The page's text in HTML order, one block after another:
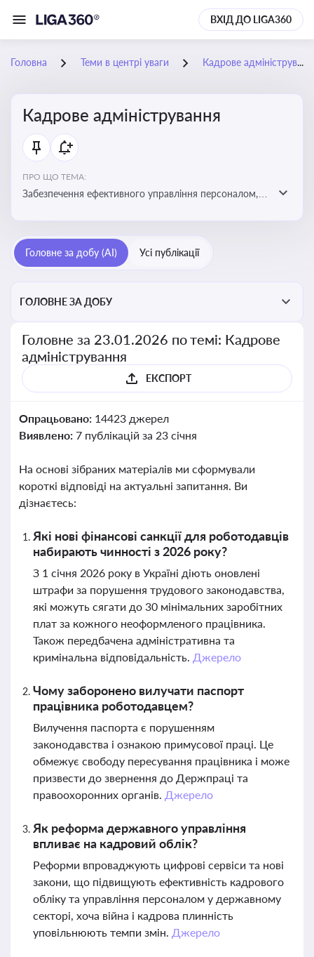
ВХІД ДО LIGA360
Головна Теми в центрі уваги Кадрове адміністрування
Кадрове адміністрування
ПРО ЩО ТЕМА:
Забезпечення ефективного управління персоналом,
Головне за добу (AI) Усі публікації
ГОЛОВНЕ ЗА ДОБУ
Головне за 23.01.2026 по темі: Кадрове
адміністрування
ЕКСПОРТ
Опрацьовано: 14423 джерел
Виявлено: 7 публікацій за 23 січня
На основі зібраних матеріалів ми сформували
короткі відповіді на актуальні запитання. Ви
дізнаєтесь:
Які нові фінансові санкції для роботодавців
набирають чинності з 2026 року?
З 1 січня 2026 року в Україні діють оновлені
штрафи за порушення трудового законодавства,
які можуть сягати до 30 мінімальних заробітних
плат за кожного неоформленого працівника.
Також передбачена адміністративна та
кримінальна відповідальність. Джерело
Чому заборонено вилучати паспорт
працівника роботодавцем?
Вилучення паспорта є порушенням
законодавства і ознакою примусової праці. Це
обмежує свободу пересування працівника і може
призвести до звернення до Держпраці та
правоохоронних органів. Джерело
Як реформа державного управління
впливає на кадровий облік?
Реформи впроваджують цифрові сервіси та нові
закони, що підвищують ефективність кадрового
обліку та управління персоналом у державному
секторі, хоча війна і кадрова плинність
уповільнюють темпи змін. Джерело